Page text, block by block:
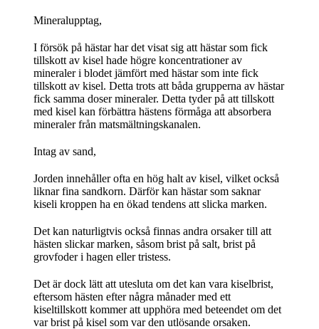
Mineralupptag,
I försök på hästar har det visat sig att hästar som fick
tillskott av kisel hade högre koncentrationer av
mineraler i blodet jämfört med hästar som inte fick
tillskott av kisel. Detta trots att båda grupperna av hästar
fick samma doser mineraler. Detta tyder på att tillskott
med kisel kan förbättra hästens förmåga att absorbera
mineraler från matsmältningskanalen.
Intag av sand,
Jorden innehåller ofta en hög halt av kisel, vilket också
liknar fina sandkorn. Därför kan hästar som saknar
kiseli kroppen ha en ökad tendens att slicka marken.
Det kan naturligtvis också finnas andra orsaker till att
hästen slickar marken, såsom brist på salt, brist på
grovfoder i hagen eller tristess.
Det är dock lätt att utesluta om det kan vara kiselbrist,
eftersom hästen efter några månader med ett
kiseltillskott kommer att upphöra med beteendet om det
var brist på kisel som var den utlösande orsaken.